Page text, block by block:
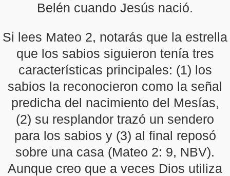
Belén cuando Jesús nació.
Si lees Mateo 2, notarás que la estrella
que los sabios siguieron tenía tres
características principales: (1) los
sabios la reconocieron como la señal
predicha del nacimiento del Mesías,
(2) su resplandor trazó un sendero
para los sabios y (3) al final reposó
sobre una casa (Mateo 2: 9, NBV).
Aunque creo que a veces Dios utiliza